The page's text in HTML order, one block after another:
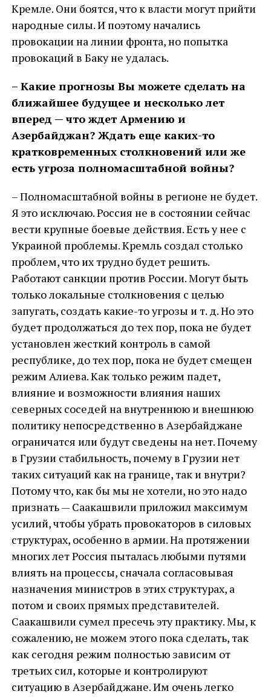
Кремле. Они боятся, что к власти могут прийти
народные силы. И поэтому начались
провокации на линии фронта, но попытка
провокаций в Баку не удалась.
– Какие прогнозы Вы можете сделать на
ближайшее будущее и несколько лет
вперед — что ждет Армению и
Азербайджан? Ждать еще каких-то
кратковременных столкновений или же
есть угроза полномасштабной войны?
– Полномасштабной войны в регионе не будет.
Я это исключаю. Россия не в состоянии сейчас
вести крупные боевые действия. Есть у нее с
Украиной проблемы. Кремль создал столько
проблем, что их трудно будет решить.
Работают санкции против России. Могут быть
только локальные столкновения с целью
запугать, создать какие-то угрозы и т. д. Но это
будет продолжаться до тех пор, пока не будет
установлен жесткий контроль в самой
республике, до тех пор, пока не будет смещен
режим Алиева. Как только режим падет,
влияние и возможности влияния наших
северных соседей на внутреннюю и внешнюю
политику непосредственно в Азербайджане
ограничатся или будут сведены на нет. Почему
в Грузии стабильность, почему в Грузии нет
таких ситуаций как на границе, так и внутри?
Потому что, как бы мы не хотели, но это надо
признать — Саакашвили приложил максимум
усилий, чтобы убрать провокаторов в силовых
структурах, особенно в армии. На протяжении
многих лет Россия пыталась любыми путями
влиять на процессы, сначала согласовывая
назначения министров в этих структурах, а
потом и своих прямых представителей.
Саакашвили сумел пресечь эту практику. Мы, к
сожалению, не можем этого пока сделать, так
как сегодня режим полностью зависим от
третьих сил, которые и контролируют
ситуацию в Азербайджане. Им очень легко